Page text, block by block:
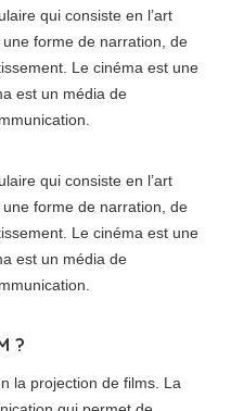
qui consiste en l’art
forme de narration, de
Le cinéma est une
est un média de
qui consiste en l’art
forme de narration, de
Le cinéma est une
est un média de
?
la projection de films. La